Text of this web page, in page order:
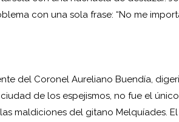
con una sola frase: “No me
del Coronel Aureliano Buendía,
de los espejismos, no fue el
maldiciones del gitano Melquíades. El